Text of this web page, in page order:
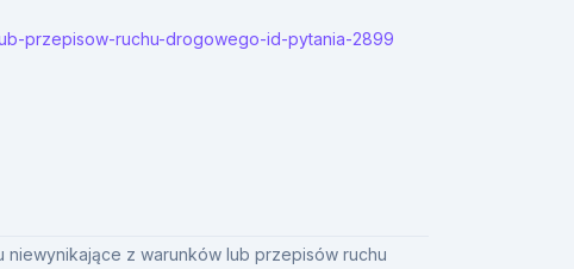
przepisow-ruchu-drogowego-id-pytania-2899
z warunków lub przepisów ruchu